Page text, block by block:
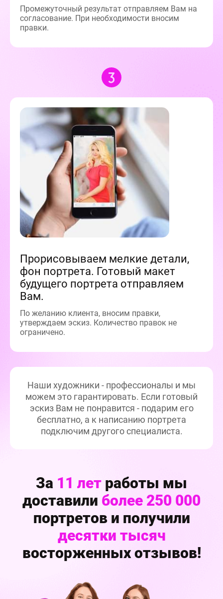
Промежуточный результат отправляем Вам на
согласование. При необходимости вносим
правки.
Прорисовываем мелкие детали,
фон портрета. Готовый макет
будущего портрета отправляем
Вам.
По желанию клиента, вносим правки,
утверждаем эскиз. Количество правок не
ограничено.
Наши художники - профессионалы и мы
можем это гарантировать. Если готовый
эскиз Вам не понравится - подарим его
бесплатно, а к написанию портрета
подключим другого специалиста.
За 11 лет работы мы
доставили более 250 000
портретов и получили
десятки тысяч
восторженных отзывов!
Пока не
решил (а)
Политике в
условия